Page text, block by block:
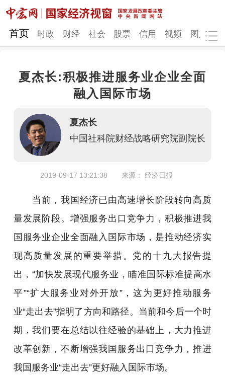
网站地图
财经 社会
发改动态 中宏研究 营商环境 新质生产力
地方发展
首页 时政 财经 社会 股票 信用 视频 图片
夏杰长:积极推进服务业企业全面
融入国际市场
夏杰长
中国社科院财经战略研究院副院长
2019-09-17 13:21:38 来源： 经济日报
当前，我国经济已由高速增长阶段转向高质
量发展阶段。增强服务出口竞争力，积极推进我
国服务业企业全面融入国际市场，是推动经济实
现高质量发展的重要举措。党的十九大报告提
出，“加快发展现代服务业，瞄准国际标准提高水
平”“扩大服务业对外开放”，这为更好推动服务
业“走出去”指明了方向和路径。当前和今后一个时
期，我们要在总结以往经验的基础上，大力推进
改革创新，不断增强我国服务出口竞争力，推进
我国服务业“走出去”更好融入国际市场。